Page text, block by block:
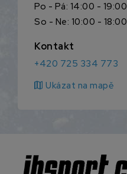
Po - Pá: 14:00 - 19:00
So - Ne: 10:00 - 18:00
Kontakt
+420 725 334 773
map Ukázat na mapě